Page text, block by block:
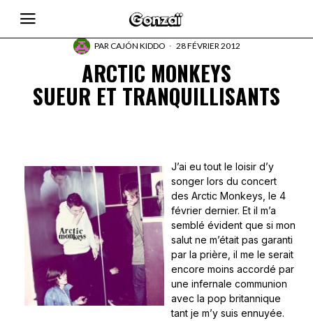
PARCAJÓN KIDDO 28 FÉVRIER 2012
ARCTIC MONKEYS
SUEUR ET TRANQUILLISANTS
J’ai eu tout le loisir d’y
songer lors du concert
des Arctic Monkeys, le 4
février dernier. Et il m’a
semblé évident que si mon
salut ne m’était pas garanti
par la prière, il me le serait
encore moins accordé par
une infernale communion
avec la pop britannique
tant je m’y suis ennuyée.